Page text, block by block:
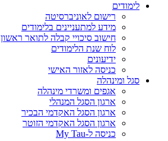
לימודים
רישום לאוניברסיטה
מידע למתעניינים בלימודים
חישוב סיכויי קבלה לתואר ראשון
לוח שנת הלימודים
ידיעונים
כניסה לאזור האישי
סגל ומינהלה
אגפים ומשרדי מינהלה
ארגון הסגל המנהלי
ארגון הסגל האקדמי הבכיר
ארגון הסגל האקדמי הזוטר
כניסה ל-My Tau